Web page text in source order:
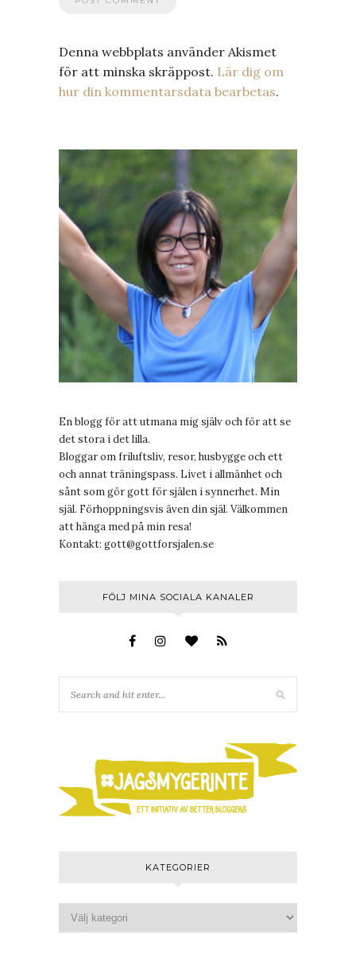
Denna webbplats använder Akismet
för att minska skräppost. Lär dig om
hur din kommentarsdata bearbetas.
En blogg för att utmana mig själv och för att se
det stora i det lilla.
Bloggar om friluftsliv, resor, husbygge och ett
och annat träningspass. Livet i allmänhet och
sånt som gör gott för själen i synnerhet. Min
själ. Förhoppningsvis även din själ. Välkommen
att hänga med på min resa!
Kontakt: gott@gottforsjalen.se
FÖLJ MINA SOCIALA KANALER
KATEGORIER